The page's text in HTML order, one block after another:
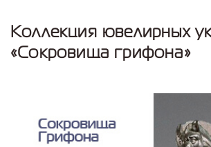
Коллекция ювелирных
«Сокровища грифона»